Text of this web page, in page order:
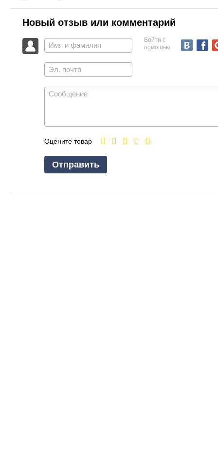
Новый отзыв или комментарий
Войти с
помощью
Оцените товар
Отправить